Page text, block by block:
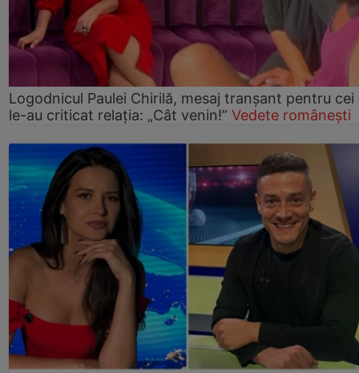
Logodnicul Paulei Chirilă, mesaj tranșant pentru cei
le-au criticat relația: „Cât venin!” Vedete românești